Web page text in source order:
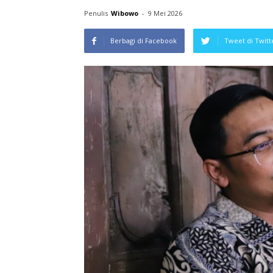
Penulis Wibowo - 9 Mei 2026
Berbagi di Facebook Tweet di